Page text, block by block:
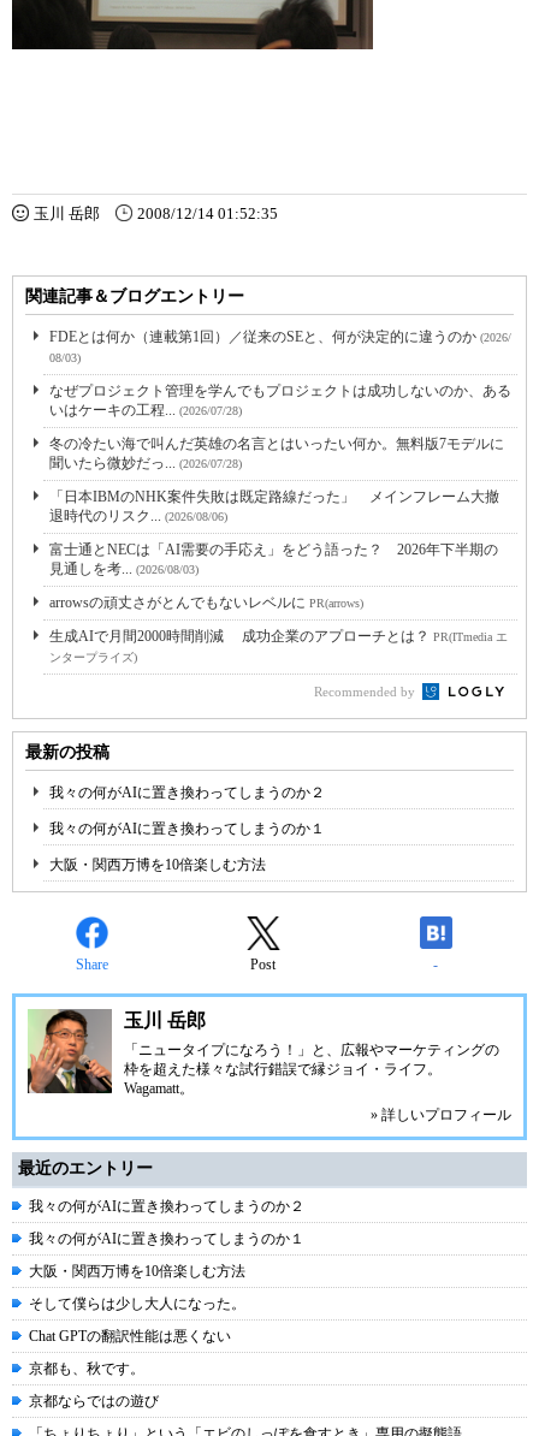
玉川 岳郎 2008/12/14 01:52:35
関連記事＆ブログエントリー
FDEとは何か（連載第1回）／従来のSEと、何が決定的に違うのか (2026/
08/03)
なぜプロジェクト管理を学んでもプロジェクトは成功しないのか、ある
いはケーキの工程... (2026/07/28)
冬の冷たい海で叫んだ英雄の名言とはいったい何か。無料版7モデルに
聞いたら微妙だっ... (2026/07/28)
「日本IBMのNHK案件失敗は既定路線だった」 メインフレーム大撤
退時代のリスク... (2026/08/06)
富士通とNECは「AI需要の手応え」をどう語った？ 2026年下半期の
見通しを考... (2026/08/03)
arrowsの頑丈さがとんでもないレベルに PR(arrows)
生成AIで月間2000時間削減 成功企業のアプローチとは？ PR(ITmedia エ
ンタープライズ)
Recommended by
最新の投稿
我々の何がAIに置き換わってしまうのか２
我々の何がAIに置き換わってしまうのか１
大阪・関西万博を10倍楽しむ方法
Share Post -
玉川 岳郎
「ニュータイプになろう！」と、広報やマーケティングの
枠を超えた様々な試行錯誤で縁ジョイ・ライフ。
Wagamatt。
» 詳しいプロフィール
最近のエントリー
我々の何がAIに置き換わってしまうのか２
我々の何がAIに置き換わってしまうのか１
大阪・関西万博を10倍楽しむ方法
そして僕らは少し大人になった。
Chat GPTの翻訳性能は悪くない
京都も、秋です。
京都ならではの遊び